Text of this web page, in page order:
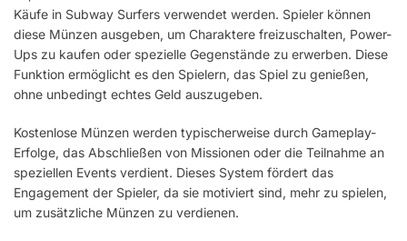
Käufe in Subway Surfers verwendet werden. Spieler können
diese Münzen ausgeben, um Charaktere freizuschalten, Power-
Ups zu kaufen oder spezielle Gegenstände zu erwerben. Diese
Funktion ermöglicht es den Spielern, das Spiel zu genießen,
ohne unbedingt echtes Geld auszugeben.
Kostenlose Münzen werden typischerweise durch Gameplay-
Erfolge, das Abschließen von Missionen oder die Teilnahme an
speziellen Events verdient. Dieses System fördert das
Engagement der Spieler, da sie motiviert sind, mehr zu spielen,
um zusätzliche Münzen zu verdienen.